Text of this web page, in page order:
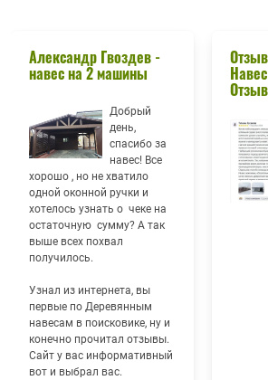
Александр Гвоздев -
навес на 2 машины
Добрый
день,
спасибо за
навес! Все
хорошо , но не хватило
одной оконной ручки и
хотелось узнать о чеке на
остаточную сумму? А так
выше всех похвал
получилось.
Узнал из интернета, вы
первые по Деревянным
навесам в поисковике, ну и
конечно прочитал отзывы.
Сайт у вас информативный
вот и выбрал вас.